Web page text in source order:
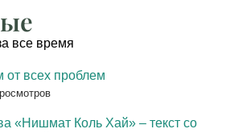
все время
от всех проблем
«Нишмат Коль Хай» – текст со